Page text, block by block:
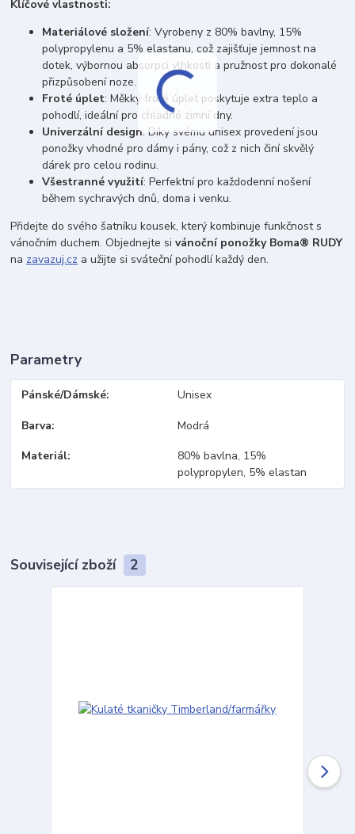
Klíčové vlastnosti:
Materiálové složení: Vyrobeny z 80% bavlny, 15%
polypropylenu a 5% elastanu, což zajišťuje jemnost na
dotek, výbornou absorpci vlhkosti a pružnost pro dokonalé
přizpůsobení noze.
Froté úplet: Měkký froté úplet poskytuje extra teplo a
pohodlí, ideální pro chladné zimní dny.
Univerzální design: Díky svému unisex provedení jsou
ponožky vhodné pro dámy i pány, což z nich činí skvělý
dárek pro celou rodinu.
Všestranné využití: Perfektní pro každodenní nošení
během sychravých dnů, doma i venku.
Přidejte do svého šatníku kousek, který kombinuje funkčnost s
vánočním duchem. Objednejte sivánoční ponožky Boma® RUDY
na zavazuj.cz a užijte si sváteční pohodlí každý den.
Parametry
Pánské/Dámské Unisex
Barva Modrá
Materiál
80% bavlna, 15%
polypropylen, 5% elastan
Související zboží 2